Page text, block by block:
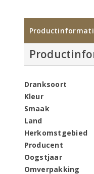
Dranksoort
Kleur
Smaak
Land
Herkomstgebied
Producent
Oogstjaar
Omverpakking